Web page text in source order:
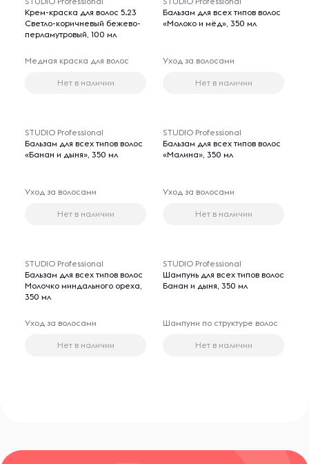
Крем-краска для волос 5.23
Светло-коричневый бежево-
перламутровый, 100 мл
Медная краска для волос
Нет в наличии
Бальзам для всех типов волос
«Молоко и мёд», 350 мл
Уход за волосами
Нет в наличии
STUDIO Professional
Бальзам для всех типов волос
«Банан и дыня», 350 мл
Уход за волосами
Нет в наличии
STUDIO Professional
Бальзам для всех типов волос
«Малина», 350 мл
Уход за волосами
Нет в наличии
STUDIO Professional
Бальзам для всех типов волос
Молочко миндального ореха,
350 мл
Уход за волосами
Нет в наличии
STUDIO Professional
Шампунь для всех типов волос
Банан и дыня, 350 мл
Шампуни по структуре волос
Нет в наличии